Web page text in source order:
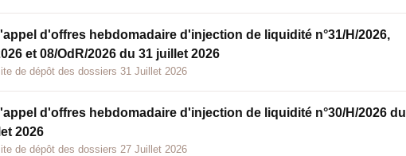
d'offres hebdomadaire d'injection de liquidité n°31/H/2026,
et 08/OdR/2026 du 31 juillet 2026
de dépôt des dossiers 31 Juillet 2026
d'offres hebdomadaire d'injection de liquidité n°30/H/2026 du
2026
de dépôt des dossiers 27 Juillet 2026